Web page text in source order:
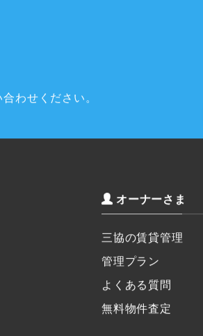
わせください。
オーナーさま
三協の賃貸管理
管理プラン
よくある質問
無料物件査定